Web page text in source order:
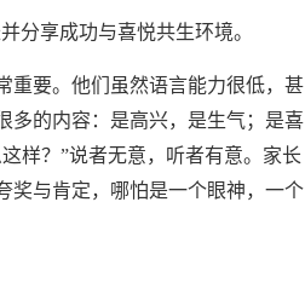
分享成功与喜悦共生环境。
重要。他们虽然语言能力很低，甚
多的内容：是高兴，是生气；是喜
样？”说者无意，听者有意。家长
奖与肯定，哪怕是一个眼神，一个